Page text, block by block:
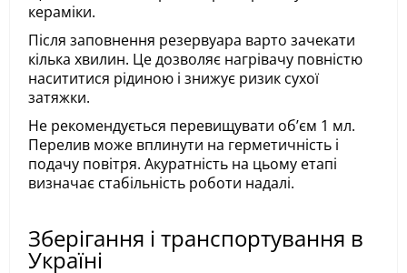
кераміки.
Після заповнення резервуара варто зачекати
кілька хвилин. Це дозволяє нагрівачу повністю
насититися рідиною і знижує ризик сухої
затяжки.
Не рекомендується перевищувати обʼєм 1 мл.
Перелив може вплинути на герметичність і
подачу повітря. Акуратність на цьому етапі
визначає стабільність роботи надалі.
Зберігання і транспортування в
Україні